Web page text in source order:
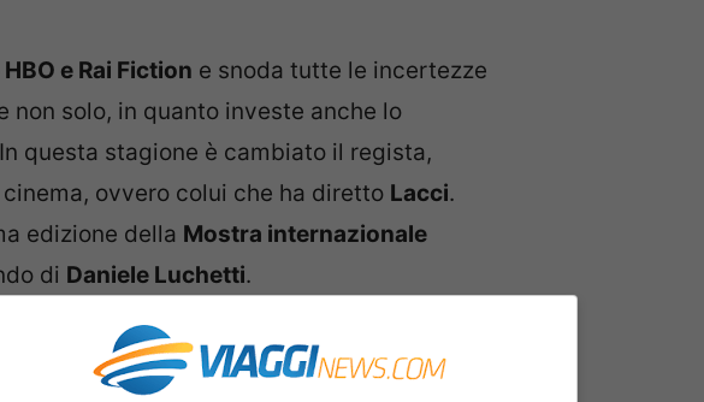
HBO e Rai Fiction e snoda tutte le incertezze
non solo, in quanto investe anche lo
questa stagione è cambiato il regista,
ovvero colui che ha diretto Lacci.
edizione della Mostra internazionale
di Daniele Luchetti.
stagione